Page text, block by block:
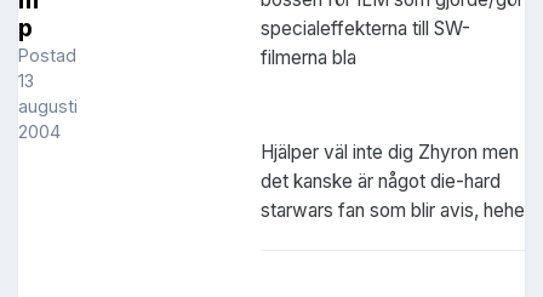
p
Postad
13
augusti
2004
specialeffekterna till SW-
filmerna bla
Hjälper väl inte dig Zhyron men
det kanske är något die-hard
starwars fan som blir avis, hehe